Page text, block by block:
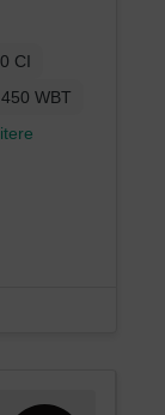
CI
WBT